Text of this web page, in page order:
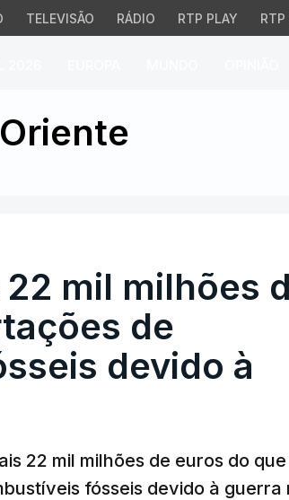
TELEVISÃO RÁDIO RTP PLAY RTP
mil milhões
mil milhões
de
devido à
22 mil milhões de euros do
fósseis devido à guerra